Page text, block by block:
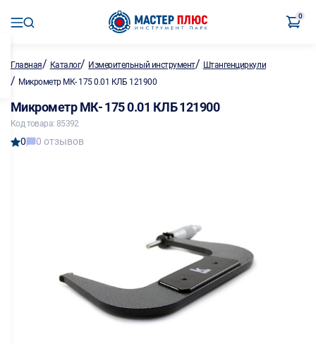
0
Главная/ Каталог/ Измерительный инструмент/ Штангенциркули
/ Микрометр МК- 175 0.01 КЛБ 121900
Микрометр МК- 175 0.01 КЛБ 121900
Код товара: 85392
0 0 отзывов